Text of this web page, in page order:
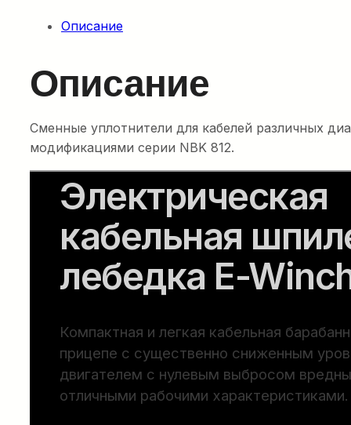
Описание
Описание
Сменные уплотнители для кабелей различных
модификациями серии NBK 812.
Электрическая
кабельная
лебедка E-
прицепе с существенно сниженным
двигателем с нулевым выбросом
отличными рабочими характеристиками.